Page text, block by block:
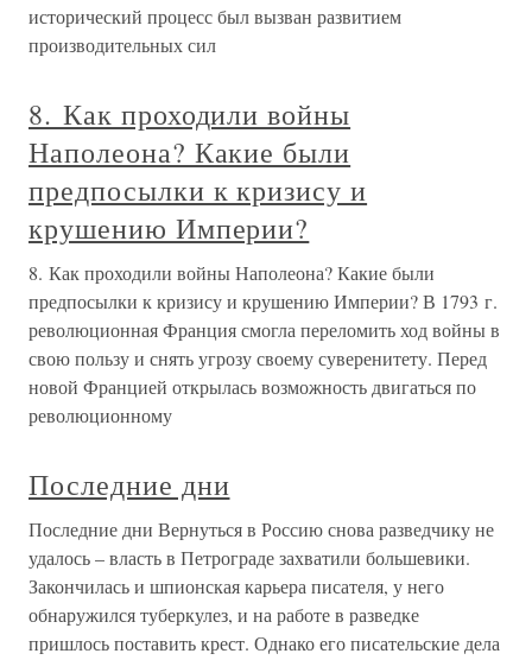
исторический процесс был вызван развитием
производительных сил
8. Как проходили войны
Наполеона? Какие были
предпосылки к кризису и
крушению Империи?
8. Как проходили войны Наполеона? Какие были
предпосылки к кризису и крушению Империи? В 1793 г.
революционная Франция смогла переломить ход войны в
свою пользу и снять угрозу своему суверенитету. Перед
новой Францией открылась возможность двигаться по
революционному
Последние дни
Последние дни Вернуться в Россию снова разведчику не
удалось – власть в Петрограде захватили большевики.
Закончилась и шпионская карьера писателя, у него
обнаружился туберкулез, и на работе в разведке
пришлось поставить крест. Однако его писательские дела